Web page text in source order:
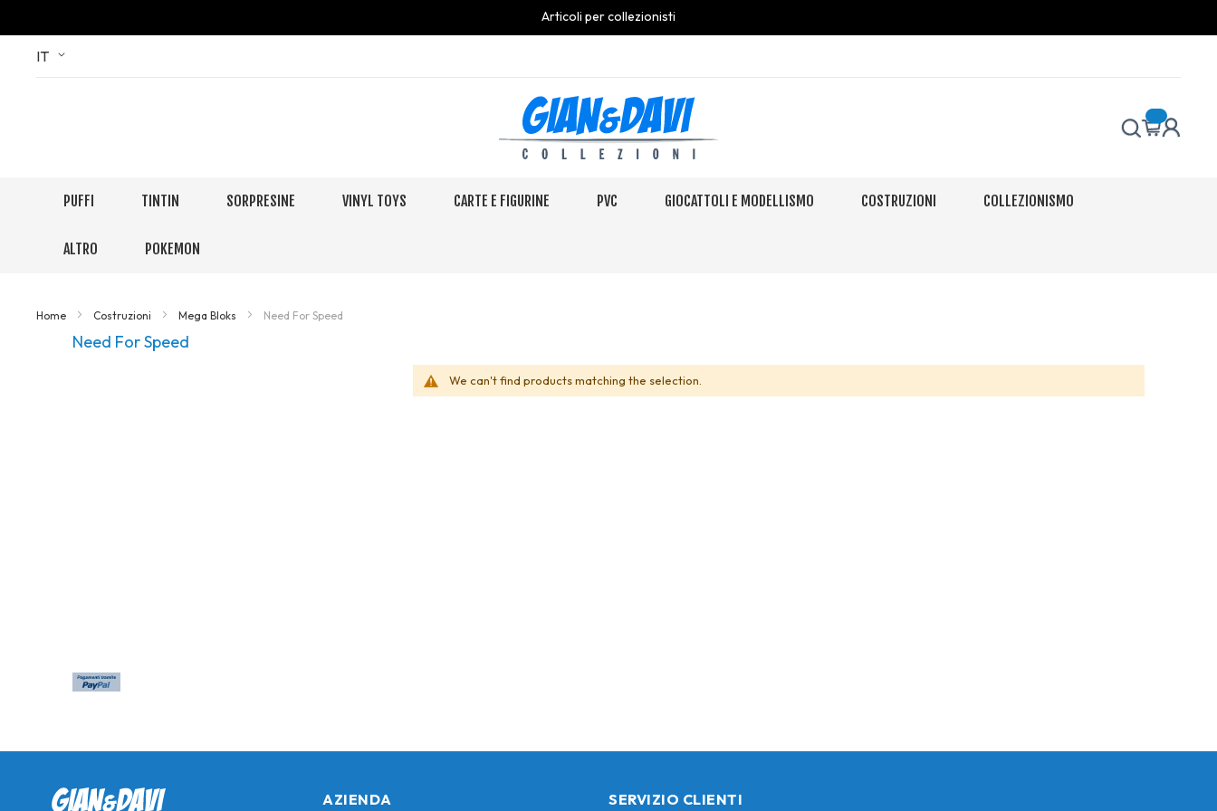
Articoli per collezionisti
Skip
Language
IT
PUFFI TINTIN SORPRESINE VINYL TOYS CARTE E FIGURINE PVC GIOCATTOLI E MODELLISMO COSTRUZIONI COLLEZIONISMO
ALTRO POKEMON
Home Costruzioni Mega Bloks Need For Speed
Need For Speed
We can't find products matching the selection.
AZIENDA SERVIZIO CLIENTI